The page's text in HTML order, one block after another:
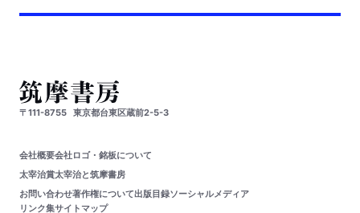
〒111-8755 東京都台東区蔵前2-5-3
会社概要会社ロゴ・銘板について
太宰治賞太宰治と筑摩書房
お問い合わせ著作権について出版目録ソーシャルメディア
リンク集サイトマップ